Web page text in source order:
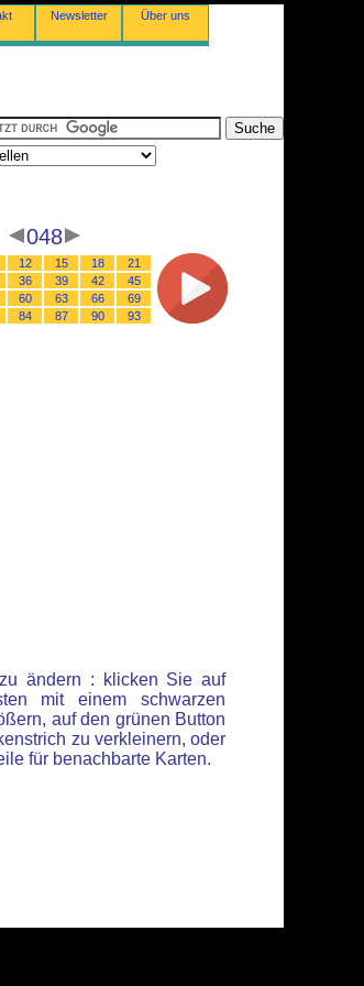
Newsletter Über uns
048
12 15 18
21
36 39 42
45
60 63 66
69
84 87 90 93
ändern : klicken Sie auf
mit einem schwarzen
auf den grünen Button
zu verkleinern, oder
für benachbarte Karten.